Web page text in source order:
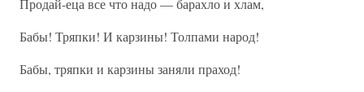
Продай-еца все что надо — барахло и хлам,
Бабы! Тряпки! И карзины! Толпами народ!
Бабы, тряпки и карзины заняли праход!